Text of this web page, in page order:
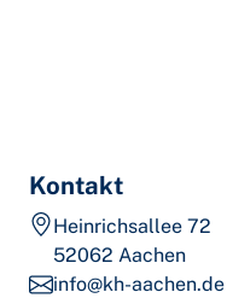
Kontakt
Heinrichsallee 72
52062 Aachen
info@kh-aachen.de